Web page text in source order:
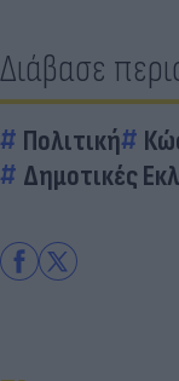
Διάβασε
Πολιτική
Δημοτικές